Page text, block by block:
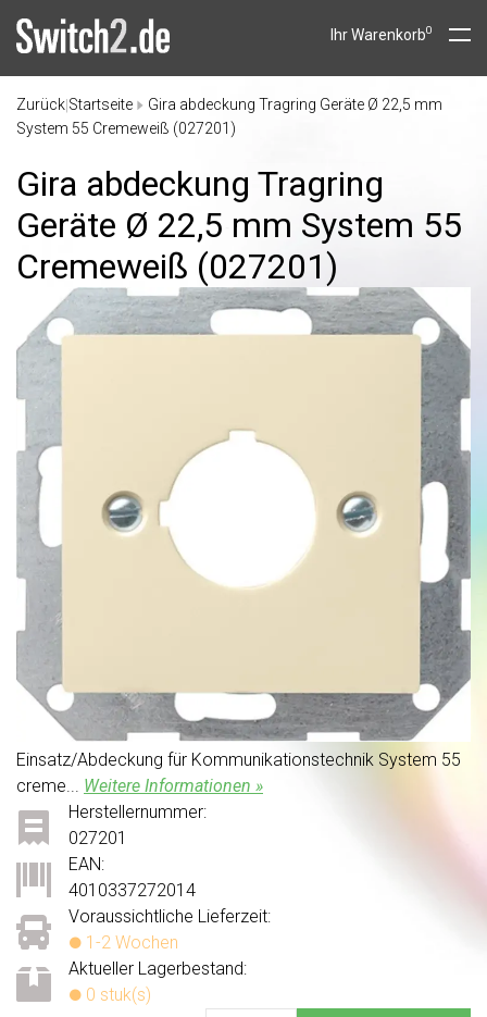
Ihr Warenkorb0
Zurück Startseite
Gira abdeckung Tragring Geräte Ø 22,5 mm
System 55 Cremeweiß (027201)
Gira abdeckung Tragring
Geräte Ø 22,5 mm System 55
Cremeweiß (027201)
Einsatz/Abdeckung für Kommunikationstechnik System 55
creme... Weitere Informationen »
Voraussichtliche Lieferzeit:
1-2 Wochen
Aktueller Lagerbestand:
0 stuk(s)
Herstellernummer:
027201
EAN:
4010337272014